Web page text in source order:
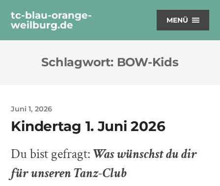
tc-blau-orange-
weilburg.de
MENÜ
Schlagwort: BOW-Kids
Juni 1, 2026
Kindertag 1. Juni 2026
Du bist gefragt:Was wünschst du dir
für unseren Tanz-Club